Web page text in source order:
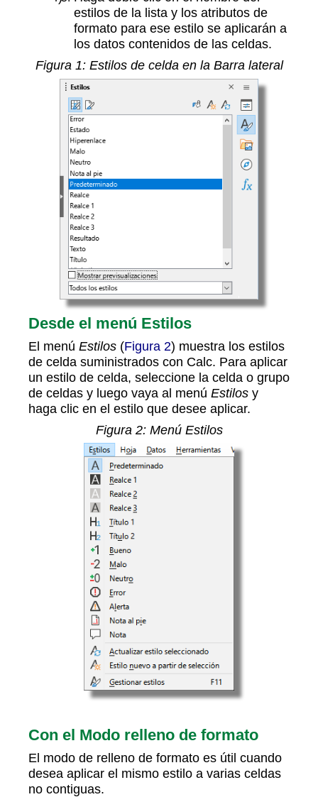
estilos de la lista y los atributos de
formato para ese estilo se aplicarán a
los datos contenidos de las celdas.
Figura 1: Estilos de celda en la Barra lateral
Desde el menú Estilos
El menú Estilos (Figura 2) muestra los estilos
de celda suministrados con Calc. Para aplicar
un estilo de celda, seleccione la celda o grupo
de celdas y luego vaya al menú Estilos y
haga clic en el estilo que desee aplicar.
Figura 2: Menú Estilos
Con el Modo relleno de formato
El modo de relleno de formato es útil cuando
desea aplicar el mismo estilo a varias celdas
no contiguas.